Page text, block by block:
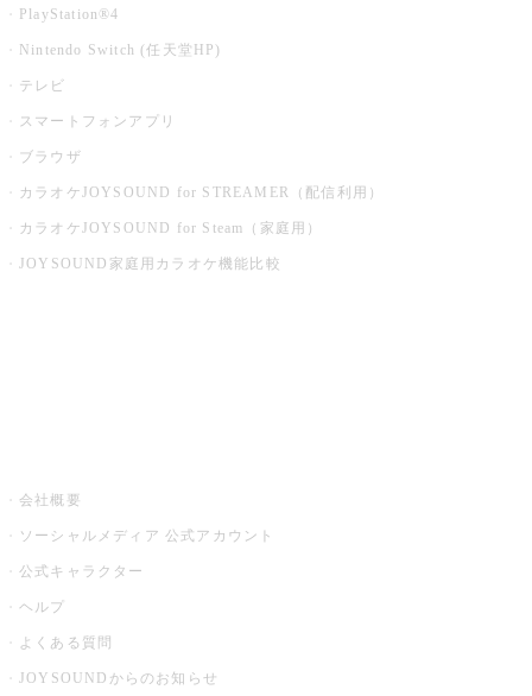
PlayStation®4
Nintendo Switch (任天堂HP)
テレビ
スマートフォンアプリ
ブラウザ
カラオケJOYSOUND for STREAMER（配信利用）
カラオケJOYSOUND for Steam（家庭用）
JOYSOUND家庭用カラオケ機能比較
会社概要
ソーシャルメディア 公式アカウント
公式キャラクター
ヘルプ
よくある質問
JOYSOUNDからのお知らせ